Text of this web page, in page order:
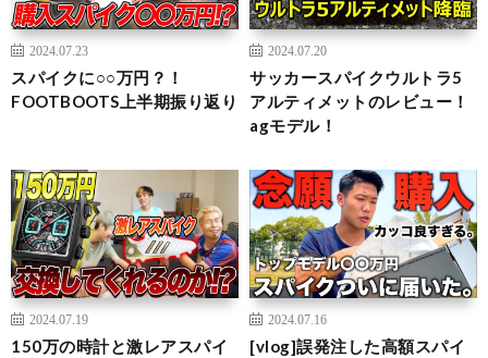
2024.07.23
スパイクに○○万円？！
FOOTBOOTS上半期振り返り
2024.07.20
サッカースパイクウルトラ5
アルティメットのレビュー！
agモデル！
2024.07.19
150万の時計と激レアスパイ
2024.07.16
[vlog]誤発注した高額スパイ